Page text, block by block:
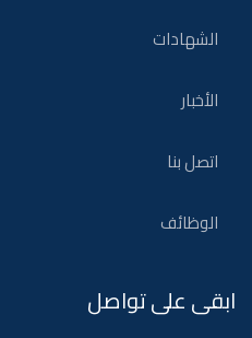
الشهادات
الأخبار
اتصل بنا
الوظائف
ابقى على تواصل